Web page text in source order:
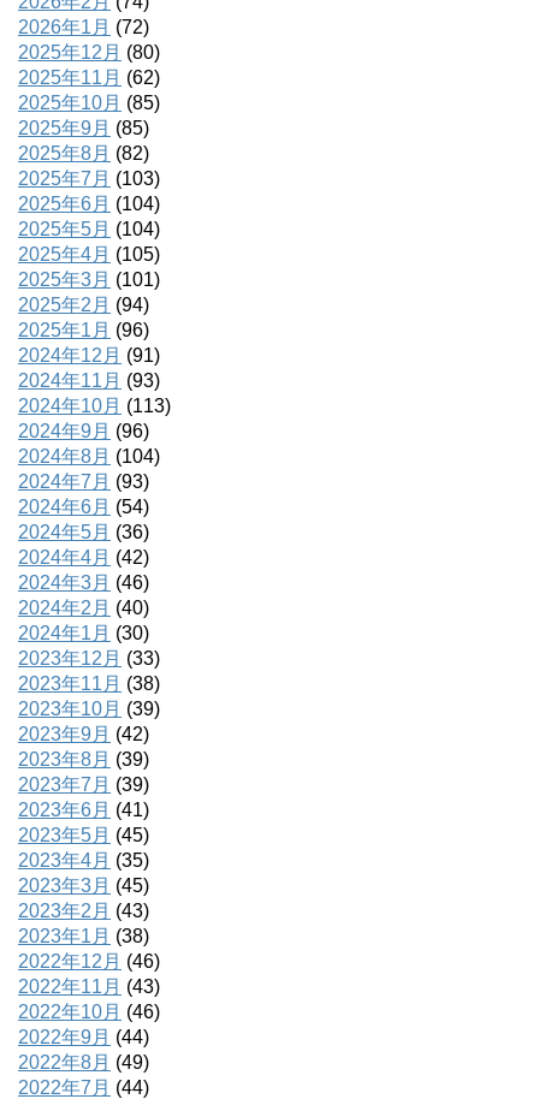
2026年1月 (72)
2025年12月 (80)
2025年11月 (62)
2025年10月 (85)
2025年9月 (85)
2025年8月 (82)
2025年7月 (103)
2025年6月 (104)
2025年5月 (104)
2025年4月 (105)
2025年3月 (101)
2025年2月 (94)
2025年1月 (96)
2024年12月 (91)
2024年11月 (93)
2024年10月 (113)
2024年9月 (96)
2024年8月 (104)
2024年7月 (93)
2024年6月 (54)
2024年5月 (36)
2024年4月 (42)
2024年3月 (46)
2024年2月 (40)
2024年1月 (30)
2023年12月 (33)
2023年11月 (38)
2023年10月 (39)
2023年9月 (42)
2023年8月 (39)
2023年7月 (39)
2023年6月 (41)
2023年5月 (45)
2023年4月 (35)
2023年3月 (45)
2023年2月 (43)
2023年1月 (38)
2022年12月 (46)
2022年11月 (43)
2022年10月 (46)
2022年9月 (44)
2022年8月 (49)
2022年7月 (44)